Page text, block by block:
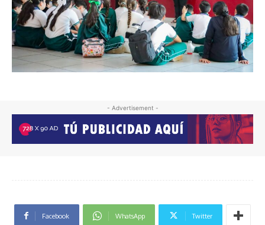
- Advertisement -
Facebook WhatsApp Twitter